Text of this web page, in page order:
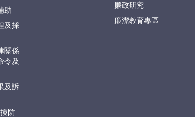
助
及採
關係
令及
及訴
防
廉政研究
廉潔教育專區